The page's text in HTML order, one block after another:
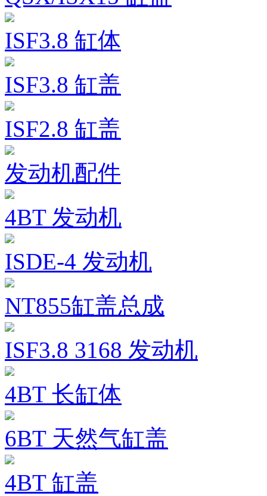
ISF3.8 缸体
ISF3.8 缸盖
ISF2.8 缸盖
发动机配件
4BT 发动机
ISDE-4 发动机
NT855缸盖总成
ISF3.8 3168 发动机
4BT 长缸体
6BT 天然气缸盖
4BT 缸盖